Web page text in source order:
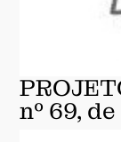
nº 69,